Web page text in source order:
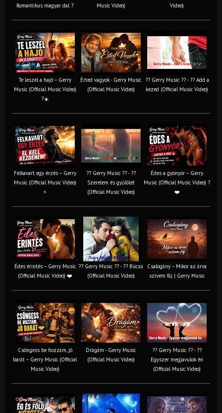
Romantikus magyar dal ?
Music Video)
Video)
Te leszel a hajó – Gerry
Music (Official Music Video)
?☀️
Érted vagyok - Gerry Music
(Official Music Video)
?? Gerry Music ?? - ?? Add a
kezed (Official Music Video)
Felkavart egy érzés – Gerry
Music (Official Music Video)
⚡
?? Gerry Music ?? - ??
Szerelem és gyűlölet
(Official Music Video)
Édes a gyönyör – Gerry
Music (Official Music Video) ?
❤️
Édes érintés – Gerry Music
(Official Music Video) ❤️
?? Gerry Music ?? - ?? Búcsú
(Official Music Video)
Csalogány – Mikor az árva
szívem fáj | Gerry Music
Csöngess be hozzám, jó
barát – Gerry Music (Official
Music Video)
Drágám - Gerry Music
(Official Music Video)
?? Gerry Music ?? - ??
Egyszer megjavulok én
(Official Music Video)